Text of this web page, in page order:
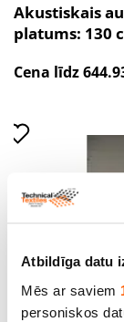
Atbildīga datu
Mēs ar saviem
personiskos
Akustiskais
platums: 130
Cena līdz